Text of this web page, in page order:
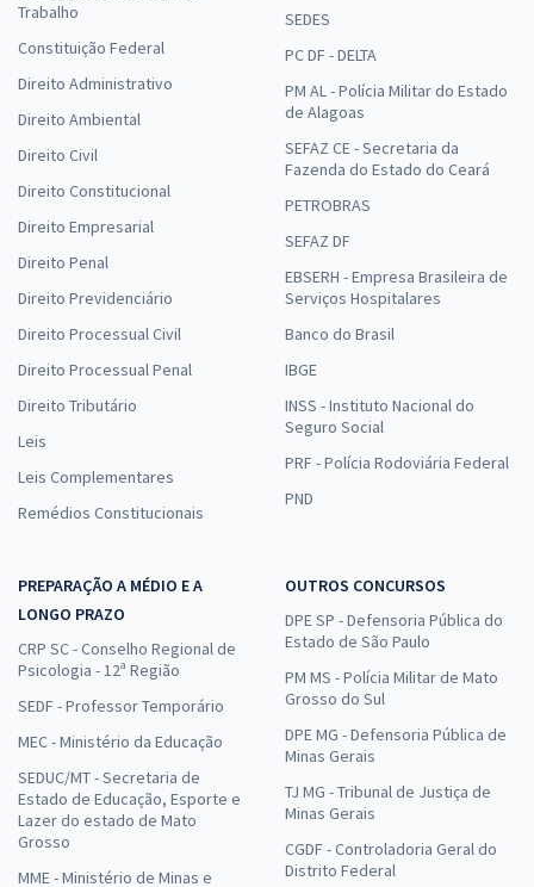
Trabalho
Constituição Federal
Direito Administrativo
Direito Ambiental
Direito Civil
Direito Constitucional
Direito Empresarial
Direito Penal
Direito Previdenciário
Direito Processual Civil
Direito Processual Penal
Direito Tributário
Leis
Leis Complementares
Remédios Constitucionais
SEDES
PC DF - DELTA
PM AL - Polícia Militar do Estado
de Alagoas
SEFAZ CE - Secretaria da
Fazenda do Estado do Ceará
PETROBRAS
SEFAZ DF
EBSERH - Empresa Brasileira de
Serviços Hospitalares
Banco do Brasil
IBGE
INSS - Instituto Nacional do
Seguro Social
PRF - Polícia Rodoviária Federal
PND
PREPARAÇÃO A MÉDIO E A
LONGO PRAZO
CRP SC - Conselho Regional de
Psicologia - 12ª Região
SEDF - Professor Temporário
MEC - Ministério da Educação
SEDUC/MT - Secretaria de
Estado de Educação, Esporte e
Lazer do estado de Mato
Grosso
MME - Ministério de Minas e
OUTROS CONCURSOS
DPE SP - Defensoria Pública do
Estado de São Paulo
PM MS - Polícia Militar de Mato
Grosso do Sul
DPE MG - Defensoria Pública de
Minas Gerais
TJ MG - Tribunal de Justiça de
Minas Gerais
CGDF - Controladoria Geral do
Distrito Federal